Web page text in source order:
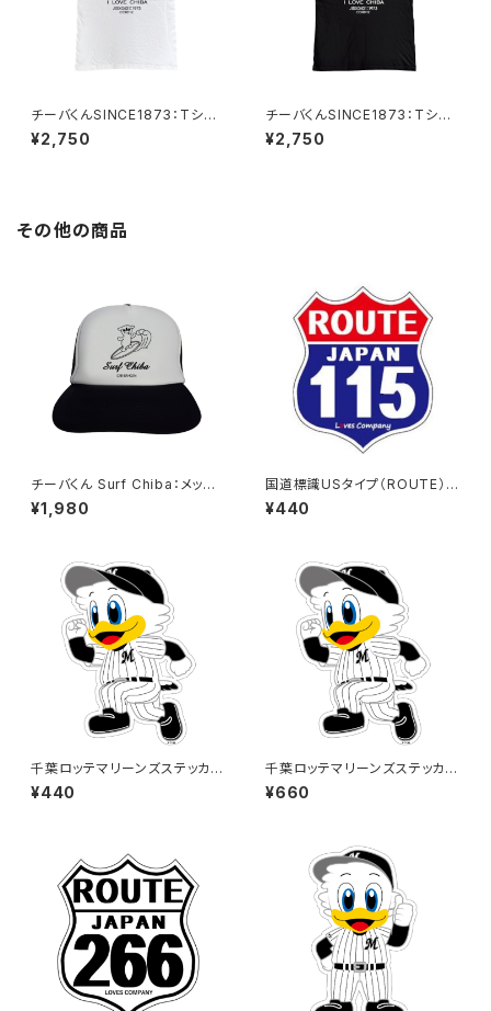
チーバくんSINCE1873：Tシャ
ツ Design1（White）
¥2,750
チーバくんSINCE1873：Tシャ
ツ Design1（Black）
¥2,750
その他の商品
チーバくん Surf Chiba：メッシ
ュキャップ（Bホワイト）
¥1,980
国道標識USタイプ（ROUTE）ス
テッカー 115号線
¥440
千葉ロッテマリーンズステッカー
14
¥440
千葉ロッテマリーンズステッカー
14（大）
¥660